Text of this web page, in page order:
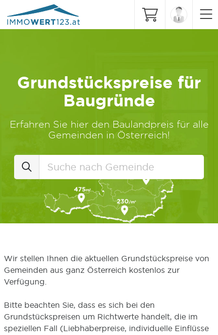
Grundstückspreise für
Baugründe
Erfahren Sie hier den Baulandpreis für alle
Gemeinden in Österreich!
Wir stellen Ihnen die aktuellen Grundstückspreise von
Gemeinden aus ganz Österreich kostenlos zur
Verfügung.
Bitte beachten Sie, dass es sich bei den
Grundstückspreisen um Richtwerte handelt, die im
speziellen Fall (Liebhaberpreise, individuelle Einflüsse